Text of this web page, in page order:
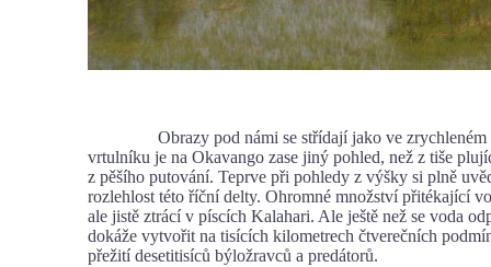
Obrazy pod námi se střídají jako ve zrychleném
vrtulníku je na Okavango zase jiný pohled, než z tiše
z pěšího putování. Teprve při pohledy z výšky si plně
rozlehlost této říční delty. Ohromné množství přitékající
ale jistě ztrácí v píscích Kalahari. Ale ještě než se voda
dokáže vytvořit na tisících kilometrech čtverečních
přežití desetitisíců býložravců a predátorů.